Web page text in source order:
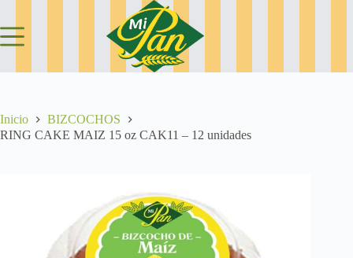
contenido
Inicio
BIZCOCHOS
RING CAKE MAIZ 15 oz CAK11 – 12 unidades